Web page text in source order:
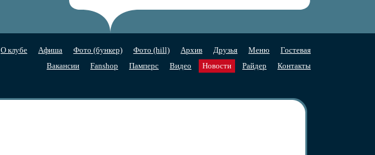
О клубе Афиша Фото (бункер) Фото (hill) Архив Друзья Меню
Гостевая
Вакансии
Fanshop Памперс Видео Новости Райдер Контакты